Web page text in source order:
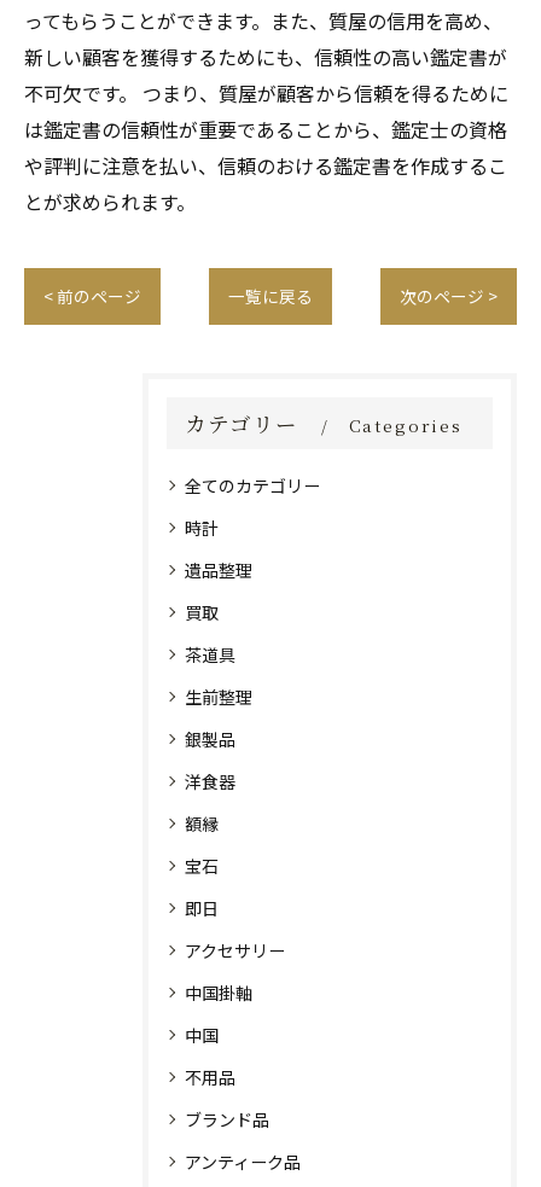
ってもらうことができます。また、質屋の信用を高め、
新しい顧客を獲得するためにも、信頼性の高い鑑定書が
不可欠です。 つまり、質屋が顧客から信頼を得るために
は鑑定書の信頼性が重要であることから、鑑定士の資格
や評判に注意を払い、信頼のおける鑑定書を作成するこ
とが求められます。
< 前のページ 一覧に戻る 次のページ >
カテゴリー Categories
全てのカテゴリー
時計
遺品整理
買取
茶道具
生前整理
銀製品
洋食器
額縁
宝石
即日
アクセサリー
中国掛軸
中国
不用品
ブランド品
アンティーク品